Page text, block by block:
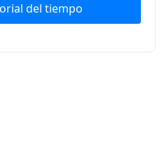
del tiempo